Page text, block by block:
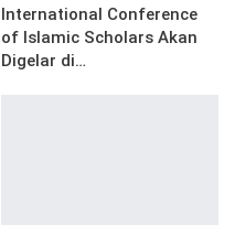
International Conference
of Islamic Scholars Akan
Digelar di…